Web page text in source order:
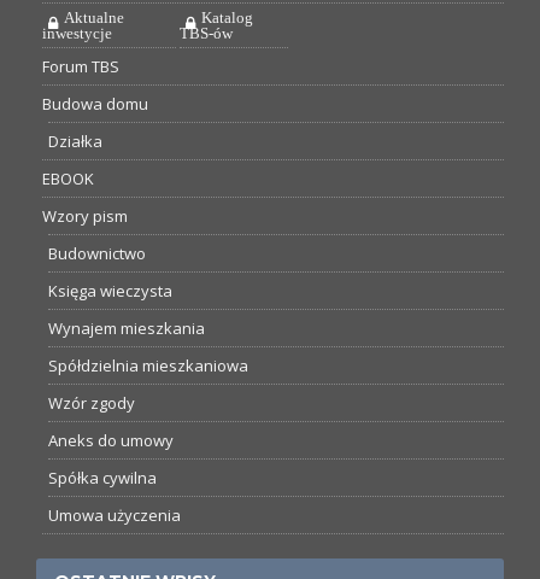
Aktualne
inwestycje
Katalog
TBS-ów
Forum TBS
Budowa domu
Działka
EBOOK
Wzory pism
Budownictwo
Księga wieczysta
Wynajem mieszkania
Spółdzielnia mieszkaniowa
Wzór zgody
Aneks do umowy
Spółka cywilna
Umowa użyczenia